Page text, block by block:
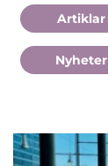
Artiklar
Nyheter